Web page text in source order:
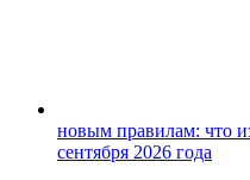
новым правилам: что
сентября 2026 года